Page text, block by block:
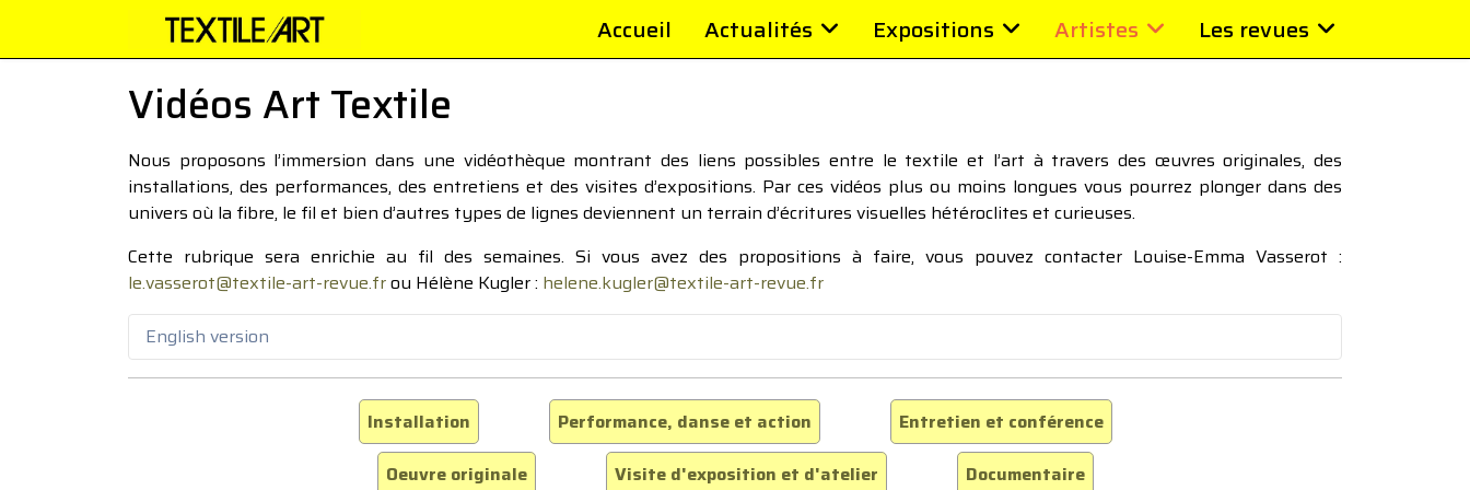
Accueil Actualités Expositions Artistes Les revues
Vidéos Art Textile
Nous proposons l’immersion dans une vidéothèque montrant des liens possibles entre le textile et l’art à travers des œuvres originales, des
installations, des performances, des entretiens et des visites d’expositions. Par ces vidéos plus ou moins longues vous pourrez plonger dans des
univers où la fibre, le fil et bien d’autres types de lignes deviennent un terrain d’écritures visuelles hétéroclites et curieuses.
Cette rubrique sera enrichie au fil des semaines. Si vous avez des propositions à faire, vous pouvez contacter Louise-Emma Vasserot :
le.vasserot@textile-art-revue.frou Hélène Kugler : helene.kugler@textile-art-revue.fr
English version
Installation Performance, danse et action
Entretien et conférence
Oeuvre originale
Visite d'exposition et d'atelier Documentaire